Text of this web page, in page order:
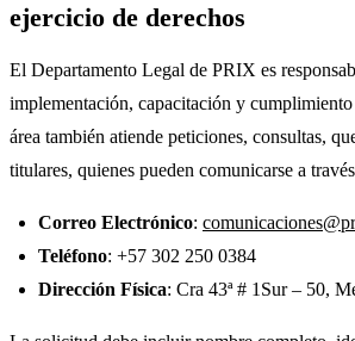
ejercicio de derechos
El Departamento Legal de PRIX es
implementación, capacitación y
área también atiende peticiones, consultas,
titulares, quienes pueden comunicarse a
Correo Electrónico:
Teléfono: +57 302 250 0384
Dirección Física: Cra 43ª # 1Sur – 50,